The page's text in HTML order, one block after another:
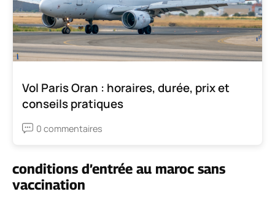
Vol Paris Oran : horaires, durée, prix et
conseils pratiques
0 commentaires
conditions d’entrée au maroc sans
vaccination